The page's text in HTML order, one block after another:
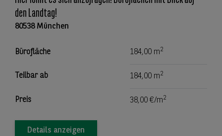
den Landtag!
80538 München
Bürofläche 184,00 m2
Teilbar ab 184,00 m2
Preis 38,00 €/m2
Details anzeigen